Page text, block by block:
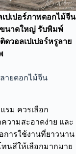
เปเปอร์ภาพดอกไม้จีน
นาดใหญ่ รับพิมพ์
ดวอลเปเปอร์หรูลาย
ลายดอกไม้จีน
รม ควรเลือก
วามสะอาดง่าย และ
ารใช้งานที่ยาวนาน
นสีให้เลือกมากมาย